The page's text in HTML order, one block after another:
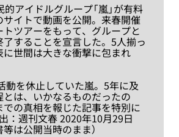
アイドルグループ「嵐」が有料
サイトで動画を公開。来春開催
ツアーをもって、グループと
了することを宣言した。5人揃っ
に世間は大きな衝撃に包まれ
動を休止していた嵐。5年に及
とは、いかなるものだったの
の真相を報じた記事を特別に
：週刊文春 2020年10月29日
は公開当時のまま）